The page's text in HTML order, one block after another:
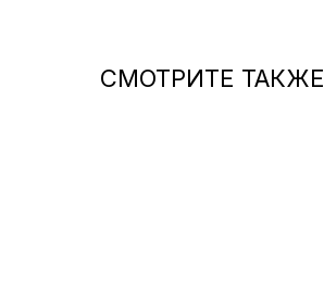
СМОТРИТЕ ТАКЖЕ